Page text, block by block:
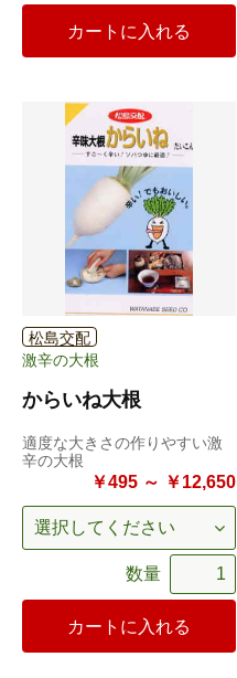
カートに入れる
松島交配
激辛の大根
からいね大根
適度な大きさの作りやすい激
辛の大根
￥495 ～ ￥12,650
数量
カートに入れる